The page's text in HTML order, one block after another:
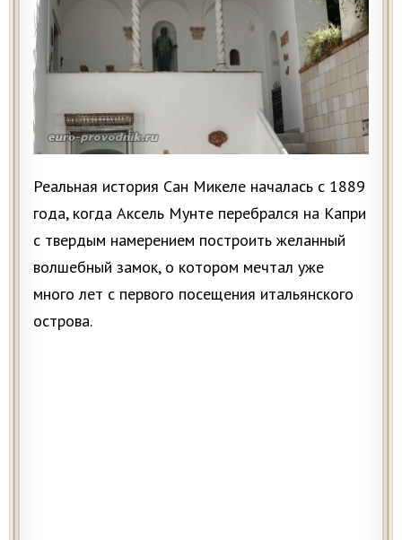
Реальная история Сан Микеле началась с 1889
года, когда Аксель Мунте перебрался на Капри
с твердым намерением построить желанный
волшебный замок, о котором мечтал уже
много лет с первого посещения итальянского
острова.